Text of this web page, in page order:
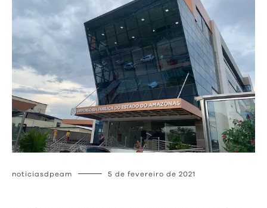
noticiasdpeam 5 de fevereiro de 2021